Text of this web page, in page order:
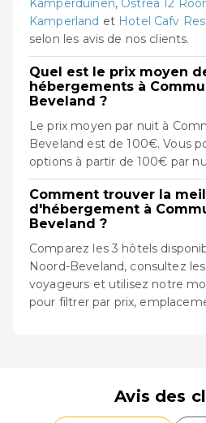
Kamperduinen, Ostrea 12
Kamperland et Hotel Cafv
selon les avis de nos clients.
Quel est le prix moyen
hébergements à
Beveland ?
Le prix moyen par nuit à
Beveland est de 100€. Vous
options à partir de 100€ par
Comment trouver la
d'hébergement à
Beveland ?
Comparez les 3 hôtels
Noord-Beveland, consultez
voyageurs et utilisez notre
pour filtrer par prix,
Avis des